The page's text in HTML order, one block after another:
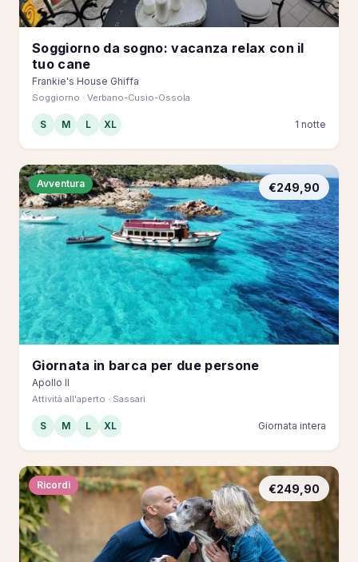
Soggiorno da sogno: vacanza relax con il
tuo cane
Frankie's House Ghiffa
Soggiorno · Verbano-Cusio-Ossola
S M L XL 1 notte
Avventura €249,90
Giornata in barca per due persone
Apollo II
Attività all'aperto · Sassari
S M L XL Giornata intera
Ricordi €249,90